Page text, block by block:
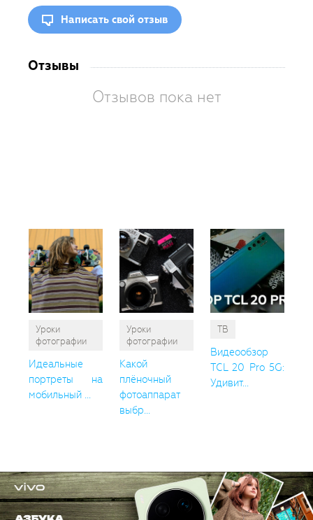
Написать свой отзыв
Отзывы
Отзывов пока нет
Уроки
фотографии
Идеальные
портреты на
мобильный ...
Уроки
фотографии
Какой
плёночный
фотоаппарат
выбр...
ТВ
Видеообзор
TCL 20 Pro 5G:
Удивит...